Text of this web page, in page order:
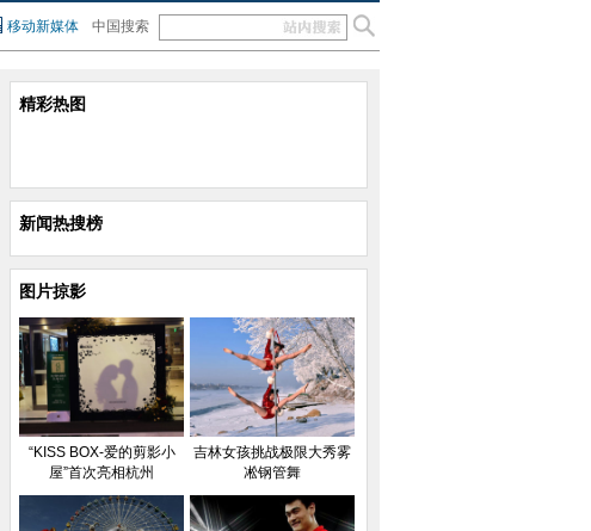
移动新媒体 中国搜索
精彩热图
新闻热搜榜
图片掠影
“KISS BOX-爱的剪影小
屋”首次亮相杭州
吉林女孩挑战极限大秀雾
凇钢管舞